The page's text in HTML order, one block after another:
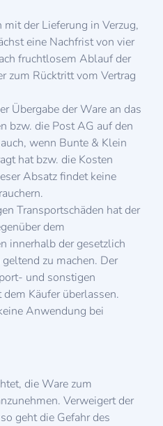
der Lieferung in Verzug,
eine Nachfrist von vier
fruchtlosem Ablauf der
zum Rücktritt vom Vertrag
Übergabe der Ware an das
bzw. die Post AG auf den
wenn Bunte & Klein
hat bzw. die Kosten
Absatz findet keine
Transportschäden hat der
dem
innerhalb der gesetzlich
zu machen. Der
und sonstigen
Käufer überlassen.
Anwendung bei
die Ware zum
Verweigert der
geht die Gefahr des